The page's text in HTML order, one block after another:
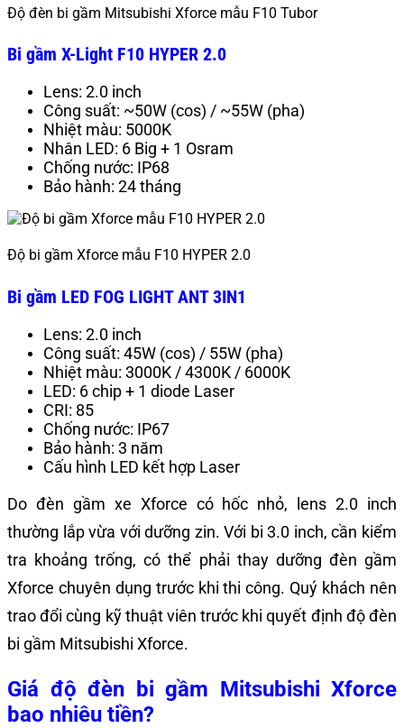
Độ đèn bi gầm Mitsubishi Xforce mẫu F10 Tubor
Bi gầm X-Light F10 HYPER 2.0
Lens: 2.0 inch
Công suất: ~50W (cos) / ~55W (pha)
Nhiệt màu: 5000K
Nhân LED: 6 Big + 1 Osram
Chống nước: IP68
Bảo hành: 24 tháng
Độ bi gầm Xforce mẫu F10 HYPER 2.0
Bi gầm LED FOG LIGHT ANT 3IN1
Lens: 2.0 inch
Công suất: 45W (cos) / 55W (pha)
Nhiệt màu: 3000K / 4300K / 6000K
LED: 6 chip + 1 diode Laser
CRI: 85
Chống nước: IP67
Bảo hành: 3 năm
Cấu hình LED kết hợp Laser
Do đèn gầm xe Xforce có hốc nhỏ, lens 2.0 inch
thường lắp vừa với dưỡng zin. Với bi 3.0 inch, cần kiểm
tra khoảng trống, có thể phải thay dưỡng đèn gầm
Xforce chuyên dụng trước khi thi công. Quý khách nên
trao đổi cùng kỹ thuật viên trước khi quyết định độ đèn
bi gầm Mitsubishi Xforce.
Giá độ đèn bi gầm Mitsubishi Xforce
bao nhiêu tiền?